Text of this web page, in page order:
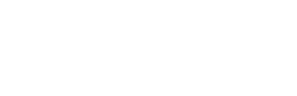
Damit werden Sie sich über Ihre berufliche